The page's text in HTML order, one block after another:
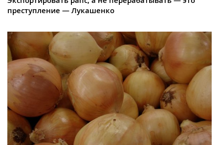
преступление — Лукашенко